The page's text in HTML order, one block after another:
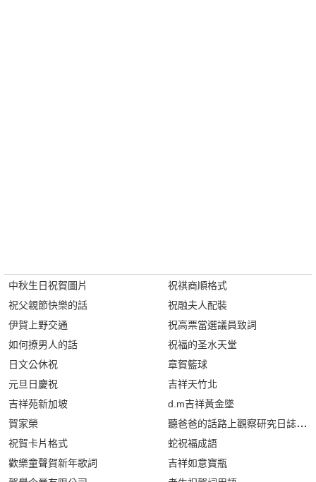
中秋生日祝賀圖片
祝父親節快樂的話
伊賀上野交通
如何撩男人的話
日文公休祝
元旦日慶祝
吉祥苑新加坡
賀家榮
祝賀卡片格式
歡樂童聲賀新年歌詞
祝祺商順格式
祝融夫人配裝
祝高票當選議員致詞
祝福的圣水天堂
章賀籃球
吉祥天竹北
d.m吉祥黃金墜
聽爸爸的話路上觀察研究日誌下載
蛇祝福成語
吉祥如意寶瓶